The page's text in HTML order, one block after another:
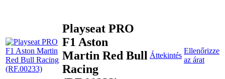
Playseat PRO
F1 Aston
Martin Red Bull
Racing
Áttekintés
Ellenőrizze
az árat